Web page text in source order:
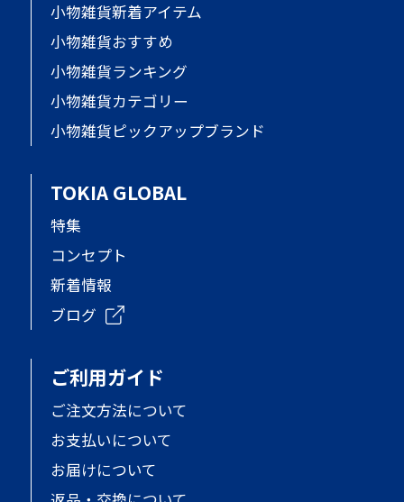
小物雑貨新着アイテム
小物雑貨おすすめ
小物雑貨ランキング
小物雑貨カテゴリー
小物雑貨ピックアップブランド
TOKIA GLOBAL
特集
コンセプト
新着情報
ブログ
ご利用ガイド
ご注文方法について
お支払いについて
お届けについて